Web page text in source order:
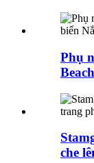
Phụ
che